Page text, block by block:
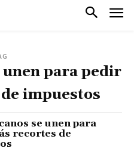
unen para pedir
impuestos
se unen para
recortes de